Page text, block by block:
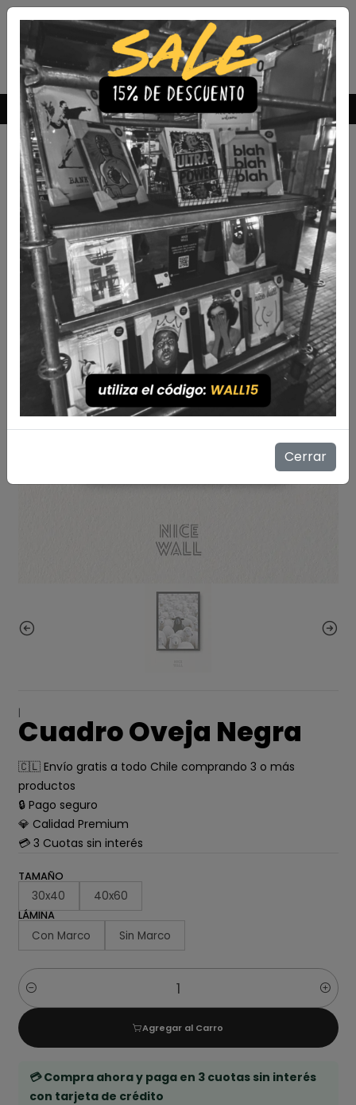
Envío Gratis a todo Chile comprando 3 o más productos
|
Cuadro Oveja Negra
🇨🇱 Envío gratis a todo Chile comprando 3 o más
productos
🔒 Pago seguro
💎 Calidad Premium
💳 3 Cuotas sin interés
TAMAÑO
30x40 40x60
LÁMINA
Con Marco Sin Marco
Cantidad
Agregar al Carro
💳 Compra ahora y paga en 3 cuotas sin interés
con tarjeta de crédito
Cerrar